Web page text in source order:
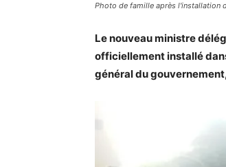
Photo de famille après l'installation
Le nouveau ministre
officiellement installé
général du